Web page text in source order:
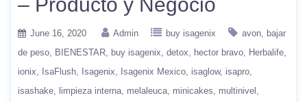
June 16, 2020 Admin buy isagenix avon
bajar
de peso
BIENESTAR buy isagenix detox hector bravo
Herbalife
ionix
IsaFlush Isagenix Isagenix Mexico isaglow isapro
isashake
limpieza interna melaleuca minicakes
multinivel